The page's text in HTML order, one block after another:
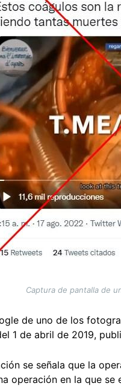
Captura de pantalla de
de uno de los
1 de abril de 2019,
se señala que la
operación en la que